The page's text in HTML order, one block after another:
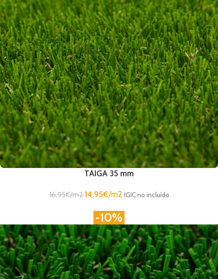
TAIGA 35 mm
16,95€/m214,95€/m2 IGIC no incluído
-10%